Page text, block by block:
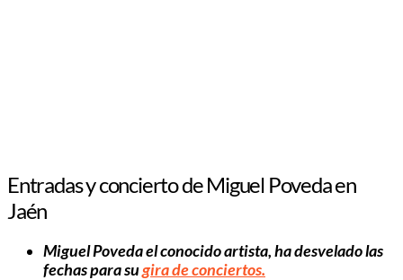
Entradas y concierto de Miguel Poveda en
Jaén
Miguel Poveda el conocido artista, ha desvelado las
fechas para sugira de conciertos.